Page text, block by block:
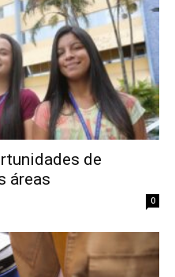
de
áreas
0